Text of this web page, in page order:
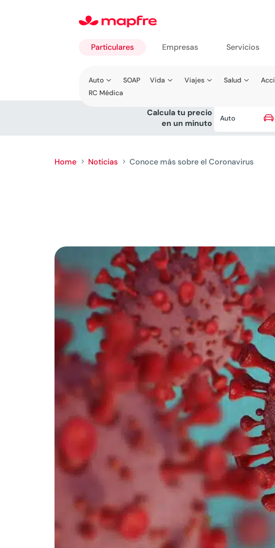
Particulares
Ir a
Particulares
Auto SOAP Vida Viajes Salud
RC Médica
Empresas Servicios
Calcula tu precio
en un minuto

Auto
Home 5 Noticias 5 Conoce más sobre el Coronavirus